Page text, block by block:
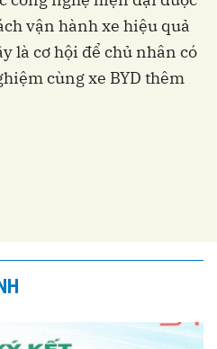
vận hành xe hiệu quả
là cơ hội để chủ nhân có
cùng xe BYD thêm